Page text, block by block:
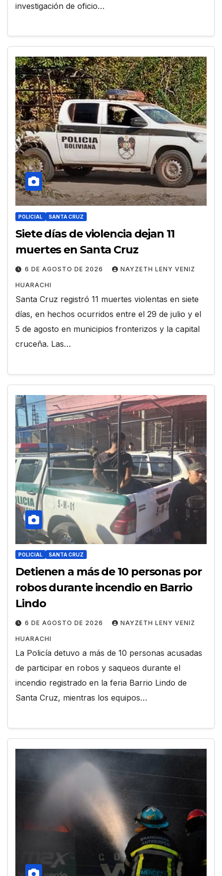
investigación de oficio…
POLICIAL SANTA CRUZ
Siete días de violencia dejan 11
muertes en Santa Cruz
6 DE AGOSTO DE 2026 NAYZETH LENY VENIZ
HUARACHI
Santa Cruz registró 11 muertes violentas en siete
días, en hechos ocurridos entre el 29 de julio y el
5 de agosto en municipios fronterizos y la capital
cruceña. Las…
POLICIAL SANTA CRUZ
Detienen a más de 10 personas por
robos durante incendio en Barrio
Lindo
6 DE AGOSTO DE 2026 NAYZETH LENY VENIZ
HUARACHI
La Policía detuvo a más de 10 personas acusadas
de participar en robos y saqueos durante el
incendio registrado en la feria Barrio Lindo de
Santa Cruz, mientras los equipos…